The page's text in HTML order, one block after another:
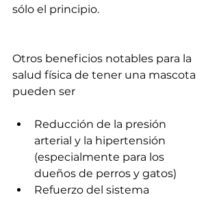
sólo el principio.
Otros beneficios notables para la
salud física de tener una mascota
pueden ser
Reducción de la presión
arterial y la hipertensión
(especialmente para los
dueños de perros y gatos)
Refuerzo del sistema